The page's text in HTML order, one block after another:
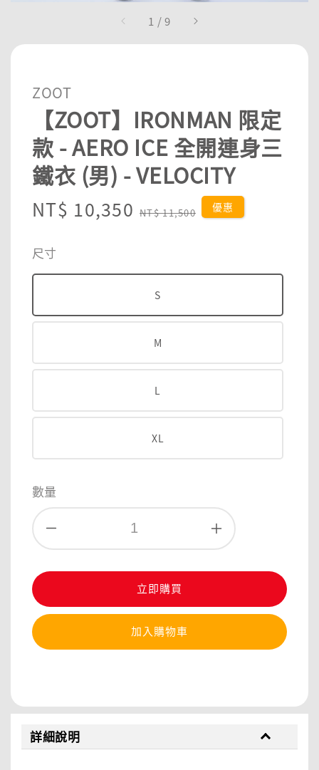
1 /9
ZOOT
【ZOOT】IRONMAN 限定
款 - AERO ICE 全開連身三
鐵衣 (男) - VELOCITY
Sale
NT$ 10,350 Regular
NT$ 11,500 優惠
尺寸
S
M
L
XL
數量
立即購買
加入購物車
詳細說明